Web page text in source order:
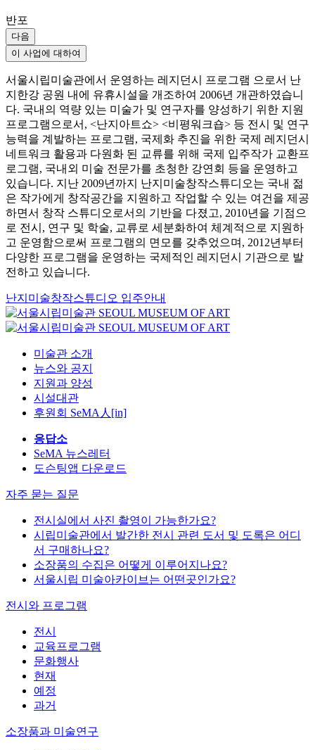
반포
다음
이 사업에 대하여
서울시립미술관에서 운영하는 레지던시 프로그램 으로서 난
지한강 공원 내에 유휴시설을 개조하여 2006년 개관하였습니
다. 국내의 역량 있는 미술가 및 연구자를 양성하기 위한 지원
프로그램으로서, <난지아트쇼> <비평워크숍> 등 전시 및 연구
능력을 계발하는 프로그램, 국제화 추진을 위한 국제 레지던시
네트워크 활용과 다원화 된 교류를 위해 국제 입주작가 교환프
로그램, 국내외 미술 전문가를 초청한 강연회 등을 운영하고
있습니다. 지난 2009년까지 난지미술창작스튜디오는 국내 젊
은 작가에게 창작공간을 지원하고 작업할 수 있는 여건을 제공
하면서 창작 스튜디오로서의 기반을 다졌고, 2010년을 기점으
로 전시, 연구 및 학술, 교류로 세분화하여 체계적으로 지원하
고 운영함으로써 프로그램의 면모를 갖추었으며, 2012년부터
다양한 프로그램을 운영하는 국제적인 레지던시 기관으로 발
전하고 있습니다.
난지미술창작스튜디오 입주안내
미술관 소개
뉴스와 공지
지원과 양성
시설대관
후원회 SeMA人[in]
응답소
SeMA 뉴스레터
도슨팅앱 다운로드
자주 묻는 질문
전시실에서 사진 촬영이 가능한가요?
시립미술관에서 발간한 전시 관련 도서 및 도록은 어디
서 구매하나요?
소장품의 수집은 어떻게 이루어지나요?
서울시립 미술아카이브는 어떤곳인가요?
전시와 프로그램
전시
교육프로그램
문화행사
현재
예정
과거
소장품과 미술연구